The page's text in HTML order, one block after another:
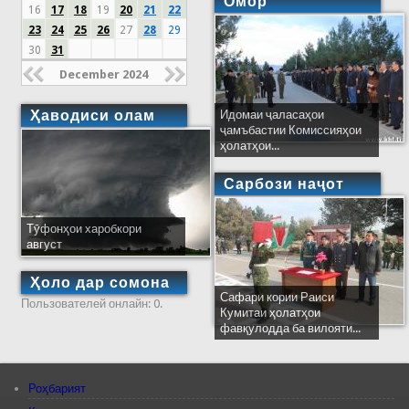
16
17 18 19 20 21
22
23
24 25 26 27 28
29
30
31
December 2024
Ҳаводиси олам
Тӯфонҳои харобкори
август
Ҳоло дар сомона
Пользователей онлайн: 0.
Идомаи ҷаласаҳои
ҷамъбастии Комиссияҳои
ҳолатҳои...
Сарбози наҷот
Сафари кории Раиси
Кумитаи ҳолатҳои
фавқулодда ба вилояти...
Роҳбарият